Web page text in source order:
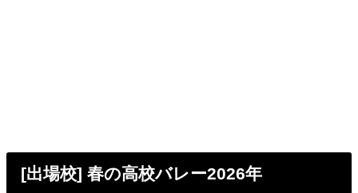
[出場校] 春の高校バレー2026年